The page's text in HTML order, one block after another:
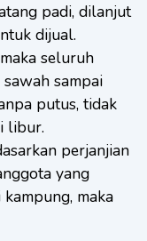
padi, dilanjut
dijual.
seluruh
sampai
putus, tidak
libur.
perjanjian
yang
maka